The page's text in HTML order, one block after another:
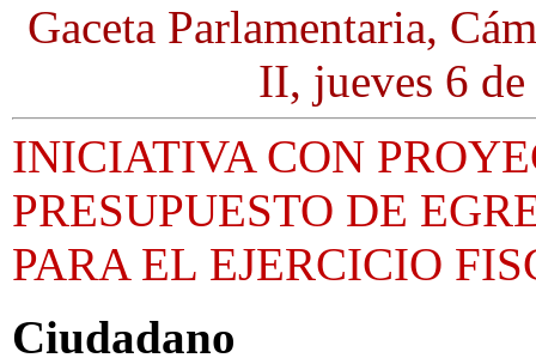
Gaceta Parlamentaria,
II, jueves 6
INICIATIVA CON
PRESUPUESTO DE
PARA EL EJERCICIO
Ciudadano